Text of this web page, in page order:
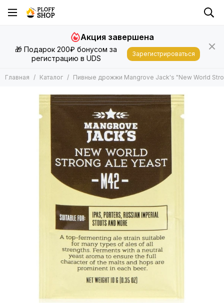
🎁 Подарок 200₽ бонусом за
регистрацию в UDS
Акция завершена
Зарегистрироваться
Главная Каталог Пивные дрожжи Mangrove Jack's "New World